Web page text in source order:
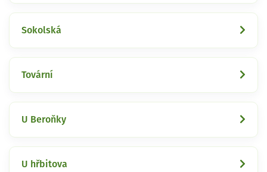
Sokolská
Tovární
U Beroňky
U hřbitova